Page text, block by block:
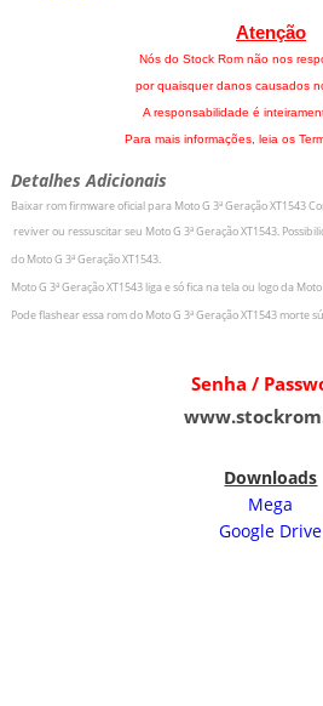
Atenção
Nós do Stock Rom não nos
por quaisquer danos causados
A responsabilidade é
Para mais informações, leia os
Detalhes Adicionais
Baixar rom firmware oficial para Moto G 3ª Geração XT1543
reviver ou ressuscitar seu Moto G 3ª Geração XT1543.
do Moto G 3ª Geração XT1543.
Moto G 3ª Geração XT1543 liga e só fica na tela ou logo da
Pode flashear essa rom do Moto G 3ª Geração XT1543morte
Senha /
Downloads
Mega
Google Drive